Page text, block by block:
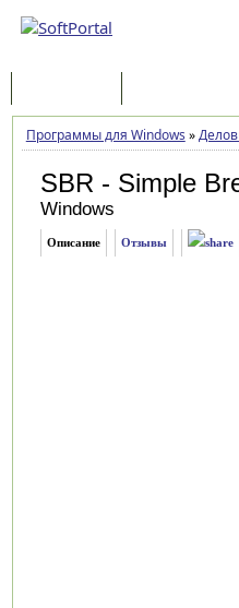
Программы для Windows »
SBR - Simple
Windows
Описание Отзывы